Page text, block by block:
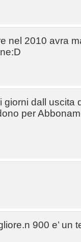
nel 2010 avra
dall uscita
per
900 e’ un